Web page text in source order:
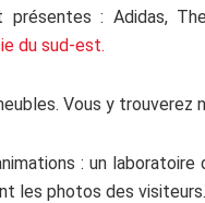
: Adidas,
du sud-est.
Vous y
: un laboratoire
les photos des visiteurs.